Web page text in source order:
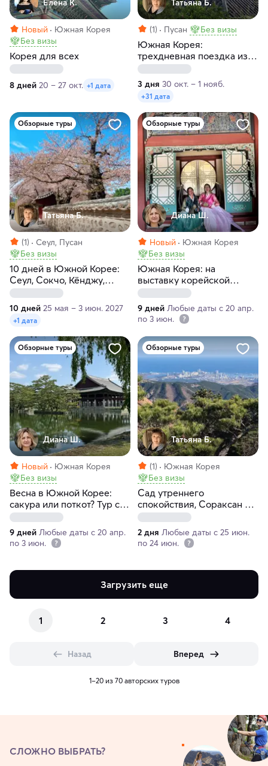
Елена К.
Новый
Южная Корея
Без визы
Корея для всех
8 дней 20 – 27 окт. +1 дата
Татьяна Б.
(1) Пусан Без визы
Южная Корея:
трехдневная поездка из
Сеула в Кёнджу и Пусан
3 дня 30 окт. – 1 нояб.
+31 дата
Обзорные туры
Татьяна Б.
(1)
Сеул, Пусан
Без визы
10 дней в Южной Корее:
Сеул, Сокчо, Кёнджу,
Пусан, Капхён
10 дней 25 мая – 3 июн. 2027
+1 дата
Обзорные туры
Диана Ш.
Новый
Южная Корея
Без визы
Южная Корея: на
выставку корейской
косметики. Тур с
перелетом
9 дней Любые даты с 20 апр.
по 3 июн.
Обзорные туры
Диана Ш.
Новый
Южная Корея
Без визы
Весна в Южной Корее:
сакура или поткот? Тур с
перелетом
9 дней Любые даты с 20 апр.
по 3 июн.
Обзорные туры
Татьяна Б.
(1)
Южная Корея
Без визы
Сад утреннего
спокойствия, Сораксан и
Восточное море: 2 дня
среди гор, моря и
термальных источников
2 дня Любые даты с 25 июн.
по 24 июн.
Загрузить еще
1 2 3 4
Назад Вперед
1–20 из 70 авторских туров
СЛОЖНО ВЫБРАТЬ?